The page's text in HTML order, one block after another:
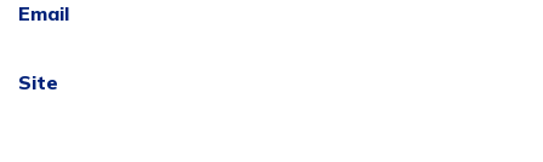
Email
Site